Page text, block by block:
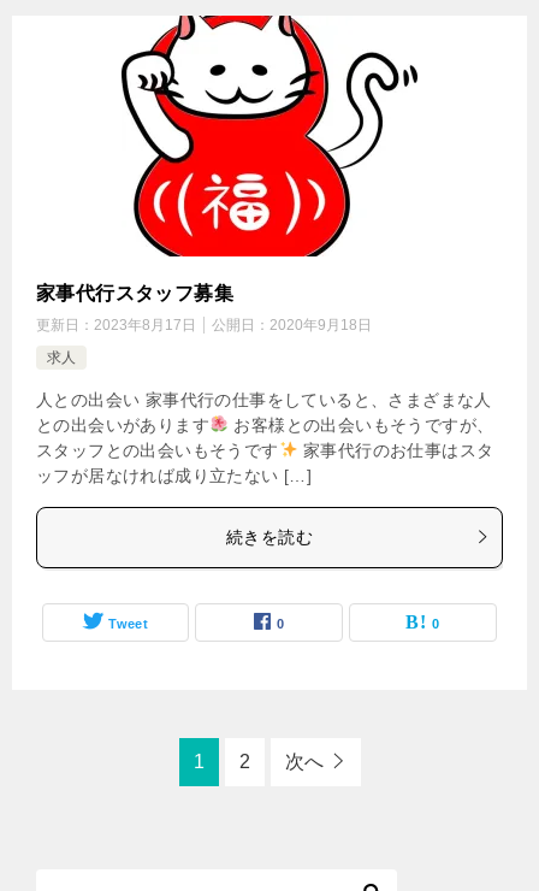
家事代行スタッフ募集
更新日： 2023年8月17日 公開日： 2020年9月18日
求人
人との出会い 家事代行の仕事をしていると、さまざまな人
との出会いがあります
お客様との出会いもそうですが、
スタッフとの出会いもそうです
家事代行のお仕事はスタ
ッフが居なければ成り立たない […]
続きを読む
Tweet 0 0
1 2 次へ